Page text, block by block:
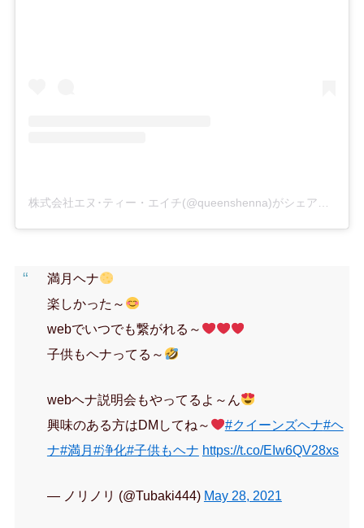
満月ヘナ
楽しかった～
webでいつでも繋がれる～
子供もヘナってる～
webヘナ説明会もやってるよ～ん
興味のある方はDMしてね～
#クイーンズヘナ#ヘ
ナ#満月 #浄化#子供もヘナ https://t.co/EIw6QV28xs
— ノリノリ (@Tubaki444) May 28, 2021